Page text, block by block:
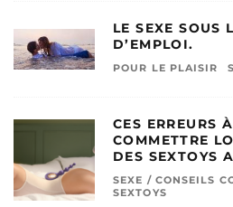
LE SEXE SOUS
D’EMPLOI.
POUR LE PLAISIR
CES ERREURS
COMMETTRE
DES SEXTOYS
SEXE / CONSEILS
SEXTOYS